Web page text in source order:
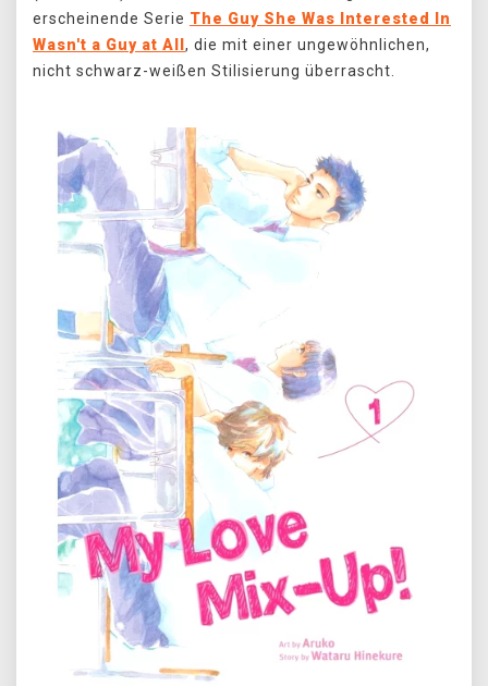
erscheinende Serie The Guy She Was Interested In
Wasn't a Guy at All , die mit einer ungewöhnlichen,
nicht schwarz-weißen Stilisierung überrascht.